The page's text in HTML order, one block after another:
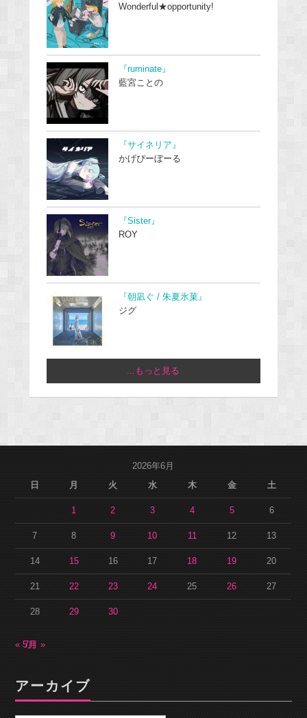
Wonderful★opportunity!
『ruminate』
藍宮ことの
『サイネリア』
かげぴーぼーる
『Sister』
ROY
『朝凪ぐ / 朱夏氷菓』
ジグ
...もっと見る
2026年6月
日
月 火 水 木 金 土
1 2 3 4 5 6
7 8 9 10 11 12 13
14 15 16 17 18 19 20
21 22 23 24 25 26 27
28 29 30
« 5月7月 »
アーカイブ